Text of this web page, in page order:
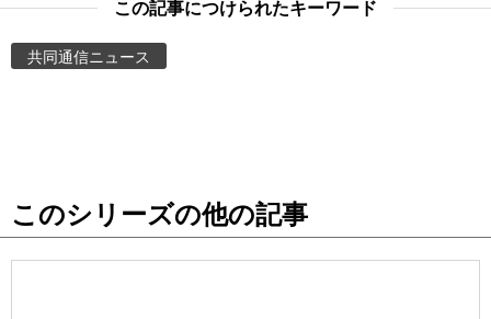
お知らせ
この記事につけられたキーワード
共同通信ニュース
このシリーズの他の記事